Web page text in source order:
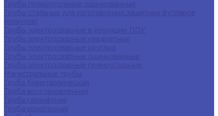
Трубы прямоугольные оцинкованные
Трубы стальные для изготовления защитных футляров
(кожухов)
Трубы электросварные в изоляции ППУ
Трубы электросварные квадратные
Трубы электросварные круглые
Трубы электросварные оцинкованные
Трубы электросварные прямоугольные
Магистральные трубы
Труба биметаллическая
Труба восстановленная
Труба газлифтная
Труба криогенная